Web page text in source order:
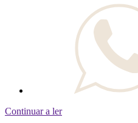
Continuar a ler